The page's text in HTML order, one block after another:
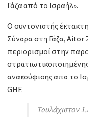
Γάζα από το Ισραήλ».
Ο συντονιστής
Σύνορα στη Γάζα, Aitor
περιορισμοί στην
ανακούφισης από το
GHF.
Τουλάχιστον